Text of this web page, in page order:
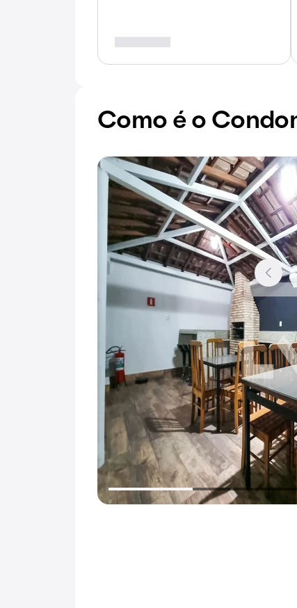
Como é o